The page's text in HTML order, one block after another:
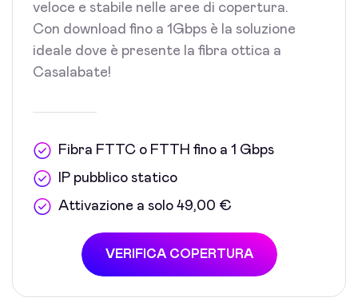
veloce e stabile nelle aree di copertura.
Con download fino a 1Gbps è la soluzione
ideale dove è presente la fibra ottica a
Casalabate!
Fibra FTTC o FTTH fino a 1 Gbps
IP pubblico statico
Attivazione a solo 49,00 €
VERIFICA COPERTURA